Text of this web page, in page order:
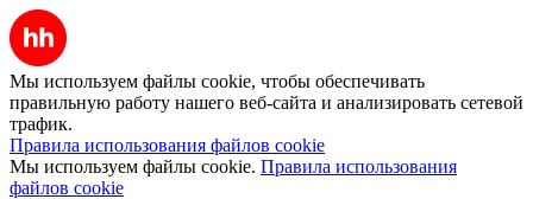
Мы используем файлы cookie, чтобы обеспечивать
правильную работу нашего веб-сайта и анализировать сетевой
трафик.
Правила использования файлов cookie
Мы используем файлы cookie. Правила использования
файлов cookie